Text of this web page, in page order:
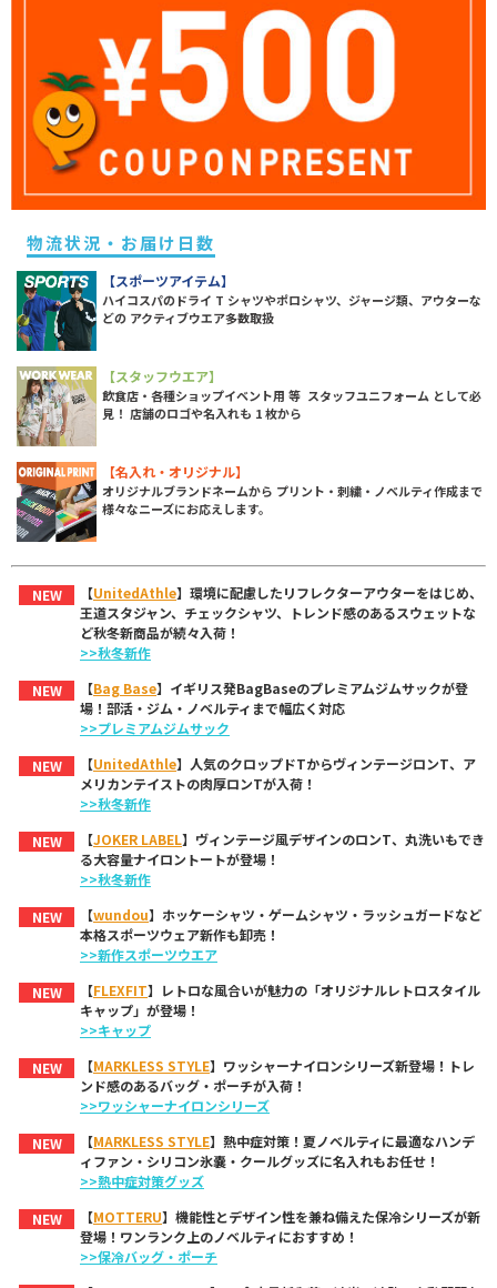
物流状況・お届け日数
【スポーツアイテム】
ハイコスパのドライ T シャツやポロシャツ、ジャージ類、アウターな
どの アクティブウエア多数取扱
【スタッフウエア】
飲食店・各種ショップイベント用 等 スタッフユニフォーム として必
見！ 店舗のロゴや名入れも 1 枚から
【名入れ・オリジナル】
オリジナルブランドネームから プリント・刺繍・ノベルティ作成まで
様々なニーズにお応えします。
NEW 【UnitedAthle】環境に配慮したリフレクターアウターをはじめ、
王道スタジャン、チェックシャツ、トレンド感のあるスウェットな
ど秋冬新商品が続々入荷！
>>秋冬新作
NEW
【Bag Base】イギリス発BagBaseのプレミアムジムサックが登
場！部活・ジム・ノベルティまで幅広く対応
>>プレミアムジムサック
NEW
【UnitedAthle】人気のクロップドTからヴィンテージロンT、ア
メリカンテイストの肉厚ロンTが入荷！
>>秋冬新作
NEW
【JOKER LABEL】ヴィンテージ風デザインのロンT、丸洗いもでき
る大容量ナイロントートが登場！
>>秋冬新作
NEW
【wundou】ホッケーシャツ・ゲームシャツ・ラッシュガードなど
本格スポーツウェア新作も卸売！
>>新作スポーツウエア
NEW
【FLEXFIT】レトロな風合いが魅力の「オリジナルレトロスタイル
キャップ」が登場！
>>キャップ
NEW
【MARKLESS STYLE】ワッシャーナイロンシリーズ新登場！トレ
ンド感のあるバッグ・ポーチが入荷！
>>ワッシャーナイロンシリーズ
NEW
【MARKLESS STYLE】熱中症対策！夏ノベルティに最適なハンデ
ィファン・シリコン氷嚢・クールグッズに名入れもお任せ！
>>熱中症対策グッズ
NEW
【MOTTERU】機能性とデザイン性を兼ね備えた保冷シリーズが新
登場！ワンランク上のノベルティにおすすめ！
>>保冷バッグ・ポーチ